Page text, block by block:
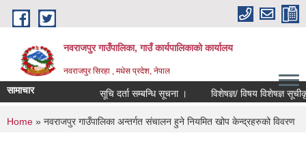
Skip to main content
नवराजपुर गाउँपालिका, गाउँ कार्यपालिकाको कार्यालय
नवराजपुर सिरहा , मधेस प्रदेश, नेपाल
सामाचार सूचि दर्ता सम्बन्धि सूचना । विशेषज्ञ/ विषय विशेषज्ञ सूचीकृत
You are here
Home » नवराजपुर गाउँपालिका अन्तर्गत संचालन हुने नियमित खोप केन्द्रहरुको विवरण